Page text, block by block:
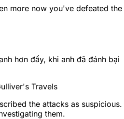
more now you've defeated the
hơn đấy, khi anh đã đánh bại
Travels
the attacks as suspicious.
them.